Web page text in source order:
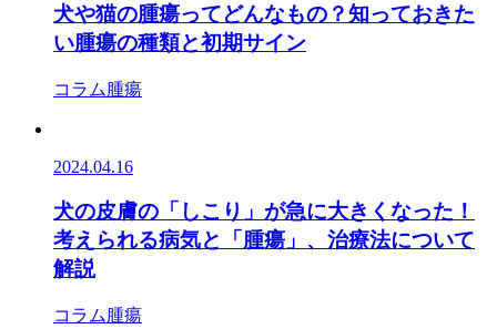
犬や猫の腫瘍ってどんなもの？知っておきた
い腫瘍の種類と初期サイン
コラム腫瘍
2024.04.16
犬の皮膚の「しこり」が急に大きくなった！
考えられる病気と「腫瘍」、治療法について
解説
コラム腫瘍